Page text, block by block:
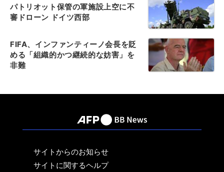
パトリオット保管の軍施設上空に不
審ドローン ドイツ西部
FIFA、インファンティーノ会長を貶
める「組織的かつ継続的な妨害」を
非難
サイトからのお知らせ
サイトに関するヘルプ